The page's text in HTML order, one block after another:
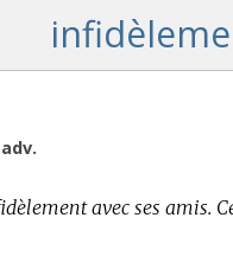
adv.
avec ses amis.